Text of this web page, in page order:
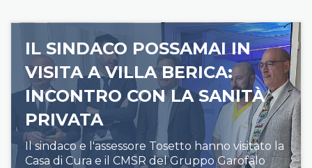
IL SINDACO POSSAMAI IN
VISITA A VILLA BERICA:
INCONTRO CON LA SANITÀ
PRIVATA
Il sindaco e l'assessore Tosetto hanno visitato la
Casa di Cura e il CMSR del Gruppo Garofalo